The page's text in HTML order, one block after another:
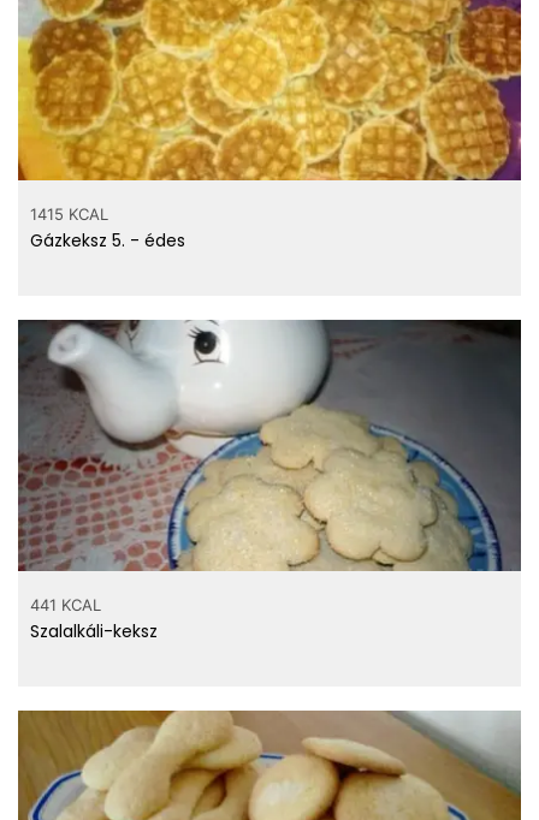
1415 KCAL
Gázkeksz 5. - édes
441 KCAL
Szalalkáli-keksz